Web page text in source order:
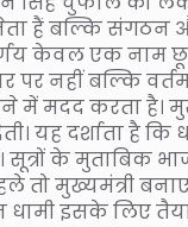
हैं बल्कि संगठन
केवल एक नाम
नहीं बल्कि
में मदद करता है।
यह दर्शाता है
सूत्रों के मुताबिक
तो मुख्यमंत्री
इसके लिए